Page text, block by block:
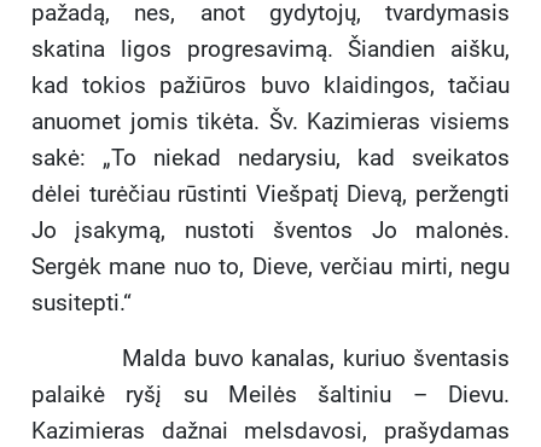
pažadą, nes, anot gydytojų, tvardymasis
skatina ligos progresavimą. Šiandien aišku,
kad tokios pažiūros buvo klaidingos, tačiau
anuomet jomis tikėta. Šv. Kazimieras visiems
sakė: „To niekad nedarysiu, kad sveikatos
dėlei turėčiau rūstinti Viešpatį Dievą, peržengti
Jo įsakymą, nustoti šventos Jo malonės.
Sergėk mane nuo to, Dieve, verčiau mirti, negu
susitepti.“
Malda buvo kanalas, kuriuo šventasis
palaikė ryšį su Meilės šaltiniu – Dievu.
Kazimieras dažnai melsdavosi, prašydamas